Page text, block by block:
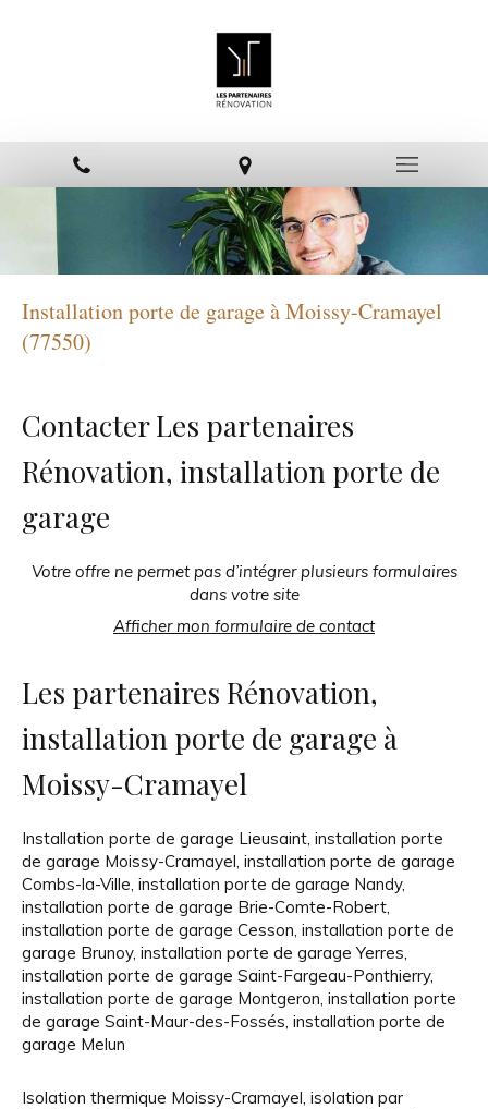
Installation porte de garage à Moissy-Cramayel
(77550)
Contacter Les partenaires
Rénovation, installation porte de
garage
Votre offre ne permet pas d’intégrer plusieurs formulaires
dans votre site
Afficher mon formulaire de contact
Les partenaires Rénovation,
installation porte de garage à
Moissy-Cramayel
Installation porte de garage Lieusaint, installation porte
de garage Moissy-Cramayel, installation porte de garage
Combs-la-Ville, installation porte de garage Nandy,
installation porte de garage Brie-Comte-Robert,
installation porte de garage Cesson, installation porte de
garage Brunoy, installation porte de garage Yerres,
installation porte de garage Saint-Fargeau-Ponthierry,
installation porte de garage Montgeron, installation porte
de garage Saint-Maur-des-Fossés, installation porte de
garage Melun
Isolation thermique Moissy-Cramayel, isolation par